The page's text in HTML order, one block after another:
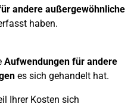
andere außergewöhnliche
haben.
Aufwendungen für andere
es sich gehandelt hat.
Ihrer Kosten sich